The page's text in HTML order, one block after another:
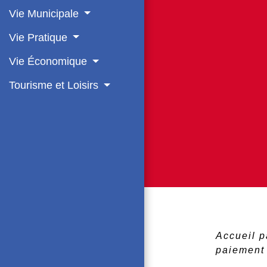
Vie Municipale
Vie Pratique
Vie Économique
Tourisme et Loisirs
Accueil
paiement